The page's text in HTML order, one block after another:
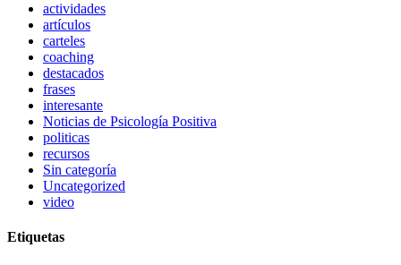
actividades
artículos
carteles
coaching
destacados
frases
interesante
Noticias de Psicología Positiva
politicas
recursos
Sin categoría
Uncategorized
video
Etiquetas